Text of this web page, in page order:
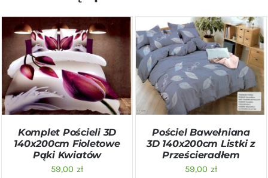
DODAJ DO KOSZYKA
/
SZCZEGÓŁY
Komplet Pościeli 3D
140x200cm Fioletowe
Pąki Kwiatów
59,00 zł
DODAJ DO KOSZYKA
/
SZCZEGÓŁY
Pościel Bawełniana
3D 140x200cm Listki z
Prześcieradłem
59,00 zł